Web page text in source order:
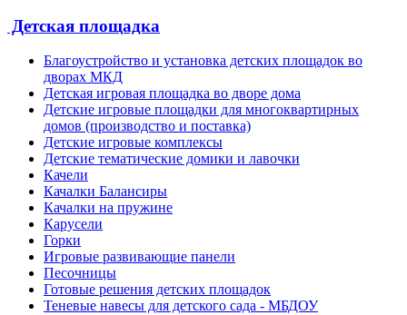
Детская площадка
Благоустройство и установка детских площадок во
дворах МКД
Детская игровая площадка во дворе дома
Детские игровые площадки для многоквартирных
домов (производство и поставка)
Детские игровые комплексы
Детские тематические домики и лавочки
Качели
Качалки Балансиры
Качалки на пружине
Карусели
Горки
Игровые развивающие панели
Песочницы
Готовые решения детских площадок
Теневые навесы для детского сада - МБДОУ